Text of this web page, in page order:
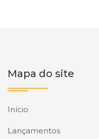
Mapa do site
Início
Lançamentos